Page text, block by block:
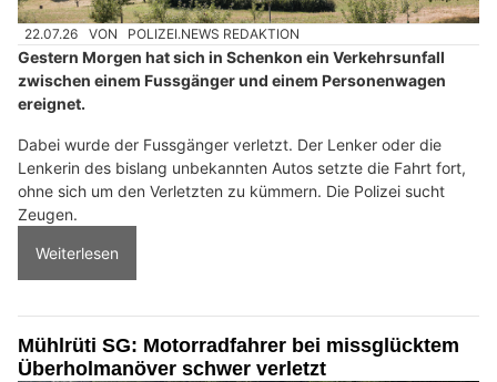
22.07.26 VON POLIZEI.NEWS REDAKTION
Gestern Morgen hat sich in Schenkon ein Verkehrsunfall
zwischen einem Fussgänger und einem Personenwagen
ereignet.
Dabei wurde der Fussgänger verletzt. Der Lenker oder die
Lenkerin des bislang unbekannten Autos setzte die Fahrt fort,
ohne sich um den Verletzten zu kümmern. Die Polizei sucht
Zeugen.
Weiterlesen
Mühlrüti SG: Motorradfahrer bei missglücktem
Überholmanöver schwer verletzt